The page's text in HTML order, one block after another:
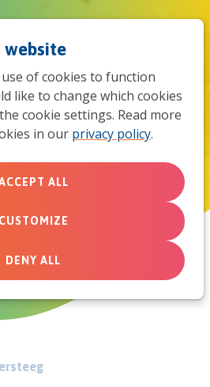
website
of cookies to function
like to change which cookies
cookie settings. Read more
in our privacy policy.
ALL
CUSTOMIZE
DENY ALL
tips om als
bij de Week
Opvoeding